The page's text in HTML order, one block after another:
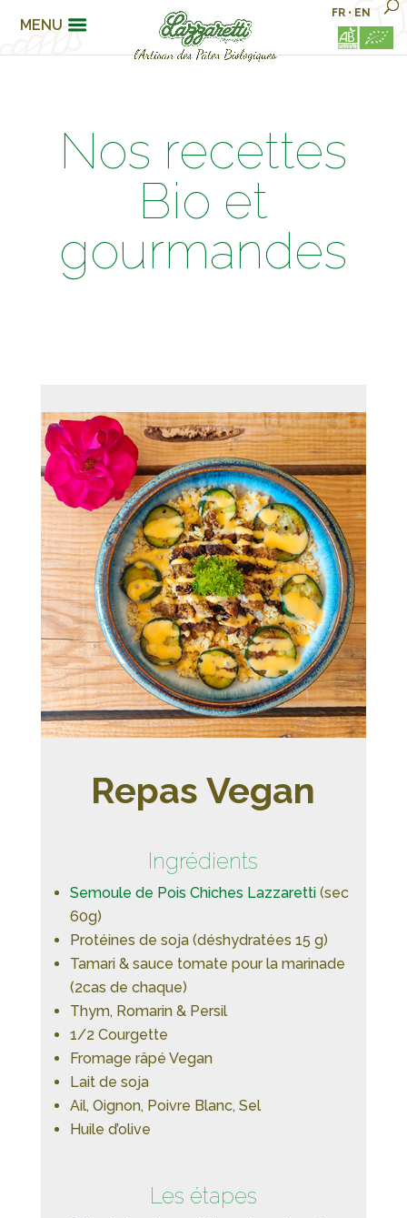
MENU
FR • EN
Nos recettes
Bio et
gourmandes
Repas Vegan
Ingrédients
Semoule de Pois Chiches Lazzaretti(sec
60g)
Protéines de soja (déshydratées 15 g)
Tamari & sauce tomate pour la marinade
(2cas de chaque)
Thym, Romarin & Persil
1/2 Courgette
Fromage râpé Vegan
Lait de soja
Ail, Oignon, Poivre Blanc, Sel
Huile d’olive
Les étapes